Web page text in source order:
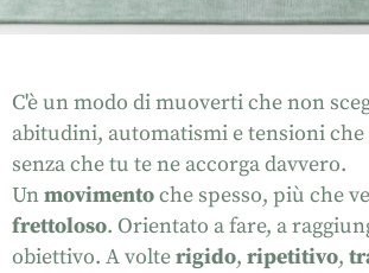
C'è un modo di muoverti che non
abitudini, automatismi e tensioni
senza che tu te ne accorga davvero.
Unmovimentoche spesso, più che
frettoloso. Orientato a fare, a
obiettivo. A volterigido, ripetitivo,